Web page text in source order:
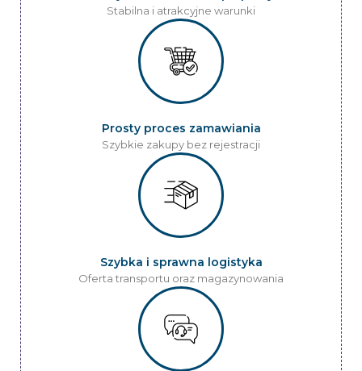
Stabilna i atrakcyjne warunki
Prosty proces zamawiania
Szybkie zakupy bez rejestracji
Szybka i sprawna logistyka
Oferta transportu oraz magazynowania